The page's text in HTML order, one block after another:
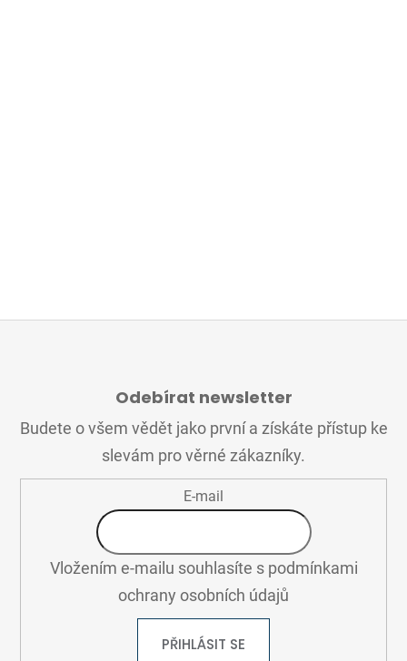
Odebírat newsletter
Budete o všem vědět jako první a získáte přístup ke
slevám pro věrné zákazníky.
E-mail
Vložením e-mailu souhlasíte s podmínkami
ochrany osobních údajů
PŘIHLÁSIT SE